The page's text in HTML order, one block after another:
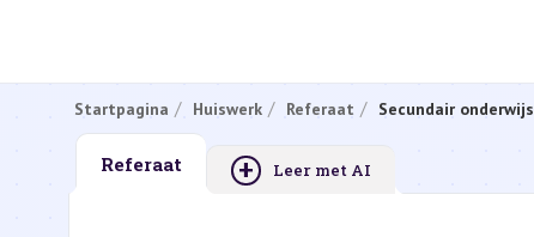
Startpagina Huiswerk Referaat Secundair onderwijs
Referaat + Leer met AI